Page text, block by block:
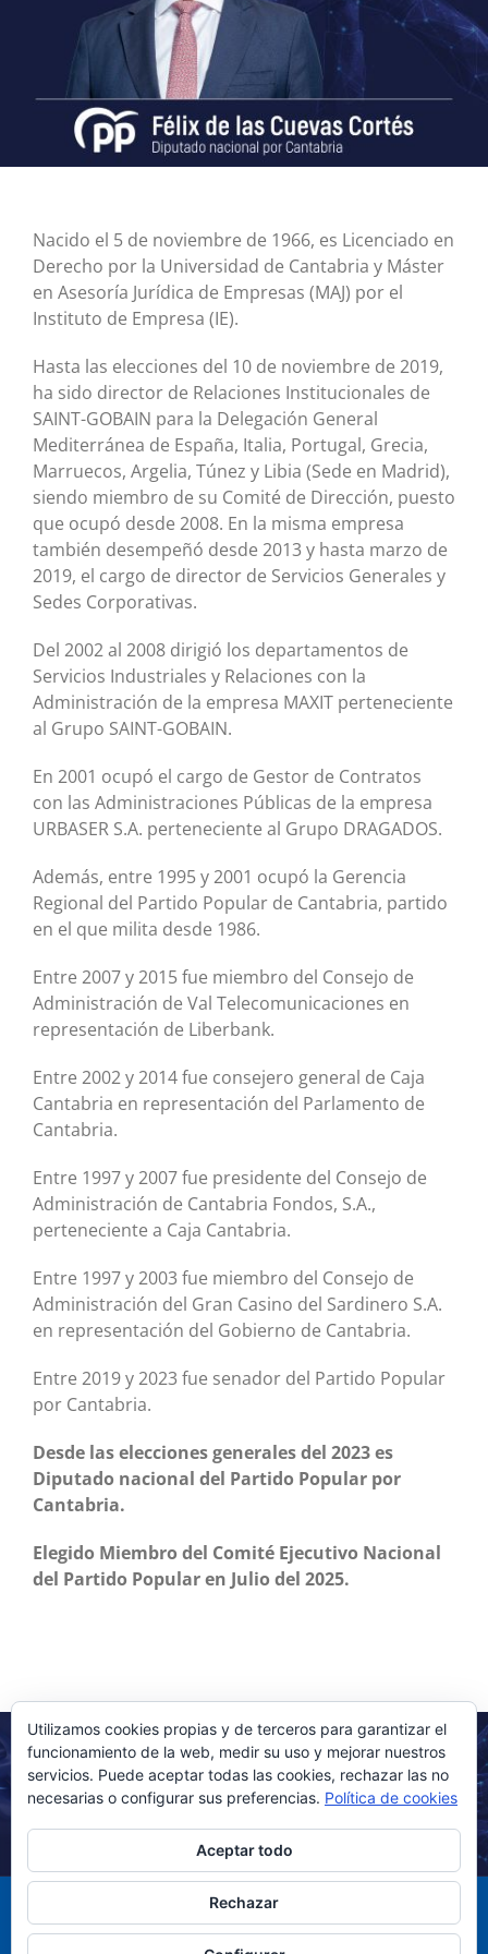
Nacido el 5 de noviembre de 1966, es Licenciado en
Derecho por la Universidad de Cantabria y Máster
en Asesoría Jurídica de Empresas (MAJ) por el
Instituto de Empresa (IE).
Hasta las elecciones del 10 de noviembre de 2019,
ha sido director de Relaciones Institucionales de
SAINT-GOBAIN para la Delegación General
Mediterránea de España, Italia, Portugal, Grecia,
Marruecos, Argelia, Túnez y Libia (Sede en Madrid),
siendo miembro de su Comité de Dirección, puesto
que ocupó desde 2008. En la misma empresa
también desempeñó desde 2013 y hasta marzo de
2019, el cargo de director de Servicios Generales y
Sedes Corporativas.
Del 2002 al 2008 dirigió los departamentos de
Servicios Industriales y Relaciones con la
Administración de la empresa MAXIT perteneciente
al Grupo SAINT-GOBAIN.
En 2001 ocupó el cargo de Gestor de Contratos
con las Administraciones Públicas de la empresa
URBASER S.A. perteneciente al Grupo DRAGADOS.
Además, entre 1995 y 2001 ocupó la Gerencia
Regional del Partido Popular de Cantabria, partido
en el que milita desde 1986.
Entre 2007 y 2015 fue miembro del Consejo de
Administración de Val Telecomunicaciones en
representación de Liberbank.
Entre 2002 y 2014 fue consejero general de Caja
Cantabria en representación del Parlamento de
Cantabria.
Entre 1997 y 2007 fue presidente del Consejo de
Administración de Cantabria Fondos, S.A.,
perteneciente a Caja Cantabria.
Entre 1997 y 2003 fue miembro del Consejo de
Administración del Gran Casino del Sardinero S.A.
en representación del Gobierno de Cantabria.
Entre 2019 y 2023 fue senador del Partido Popular
por Cantabria.
Desde las elecciones generales del 2023 es
Diputado nacional del Partido Popular por
Cantabria.
Elegido Miembro del Comité Ejecutivo Nacional
del Partido Popular en Julio del 2025.
Utilizamos cookies propias y de terceros para garantizar el
funcionamiento de la web, medir su uso y mejorar nuestros
servicios. Puede aceptar todas las cookies, rechazar las no
necesarias o configurar sus preferencias. Política de cookies
Aceptar todo
Rechazar